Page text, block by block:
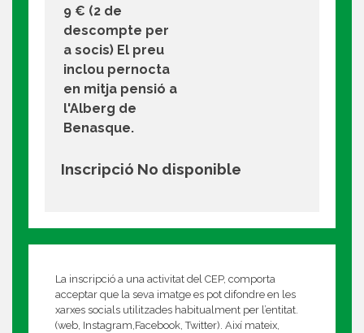
9 € (2 de
descompte per
a socis) El preu
inclou pernocta
en mitja pensió a
l'Alberg de
Benasque.
Inscripció No disponible
La inscripció a una activitat del CEP, comporta
acceptar que la seva imatge es pot difondre en les
xarxes socials utilitzades habitualment per l’entitat.
(web, Instagram,Facebook, Twitter). Així mateix,